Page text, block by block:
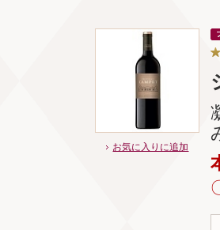
お気に入りに追加